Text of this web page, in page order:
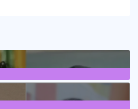
0Posts